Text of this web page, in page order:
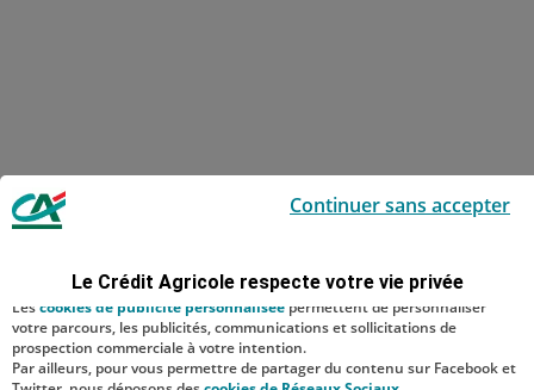
Le Crédit Agricole respecte votre vie privée
indispensables car utilisés à des fins de bon fonctionnement et de
sécurité ; d’autres sont facultatifs. Les
satisfaction facultatifs.
Lescookies de publicité personnalisée permettent de personnaliser
votre parcours, les publicités, communications et sollicitations de
prospection commerciale à votre intention.
Par ailleurs, pour vous permettre de partager du contenu sur Facebook et
Continuer sans accepter